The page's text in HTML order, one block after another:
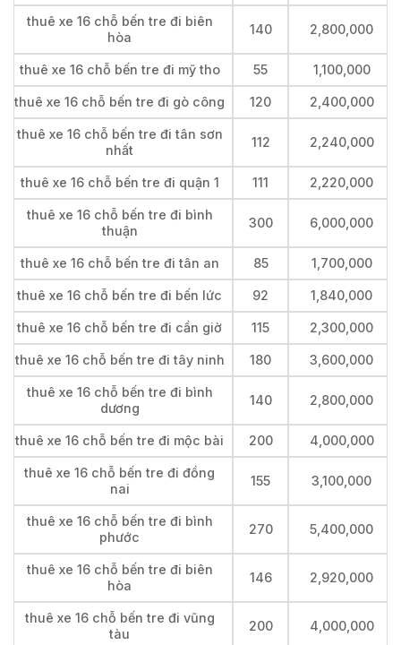
thuê xe 16 chỗ bến tre đi biên
hòa
140 2,800,000
thuê xe 16 chỗ bến tre đi mỹ tho 55 1,100,000
thuê xe 16 chỗ bến tre đi gò công 120 2,400,000
thuê xe 16 chỗ bến tre đi tân sơn
nhất
112 2,240,000
thuê xe 16 chỗ bến tre đi quận 1 111 2,220,000
thuê xe 16 chỗ bến tre đi bình
thuận
300 6,000,000
thuê xe 16 chỗ bến tre đi tân an 85 1,700,000
thuê xe 16 chỗ bến tre đi bến lức 92 1,840,000
thuê xe 16 chỗ bến tre đi cần giờ 115 2,300,000
thuê xe 16 chỗ bến tre đi tây ninh 180 3,600,000
thuê xe 16 chỗ bến tre đi bình
dương
140 2,800,000
thuê xe 16 chỗ bến tre đi mộc bài 200 4,000,000
thuê xe 16 chỗ bến tre đi đồng
nai
155 3,100,000
thuê xe 16 chỗ bến tre đi bình
phước
270 5,400,000
thuê xe 16 chỗ bến tre đi biên
hòa
146 2,920,000
thuê xe 16 chỗ bến tre đi vũng
tàu
200 4,000,000